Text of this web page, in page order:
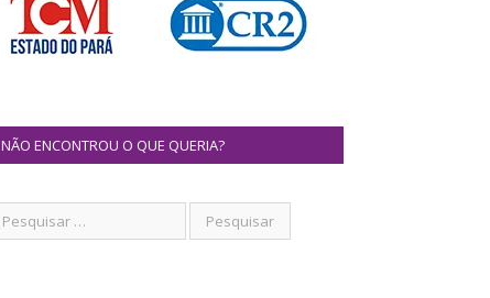
NÃO ENCONTROU O QUE QUERIA?